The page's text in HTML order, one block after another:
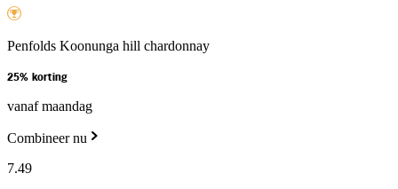
Penfolds Koonunga hill chardonnay
25% korting
vanaf maandag
Combineer nu
7.49